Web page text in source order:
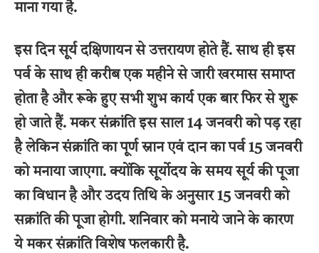
माना गया है.
इस दिन सूर्य दक्षिणायन से उत्तरायण होते हैं. साथ ही इस
पर्व के साथ ही करीब एक महीने से जारी खरमास समाप्त
होता है और रूके हुए सभी शुभ कार्य एक बार फिर से शुरू
हो जाते हैं. मकर संक्रांति इस साल 14 जनवरी को पड़ रहा
है लेकिन संक्रांति का पूर्ण स्नान एवं दान का पर्व 15 जनवरी
को मनाया जाएगा. क्योंकि सूर्योदय के समय सूर्य की पूजा
का विधान है और उदय तिथि के अनुसार 15 जनवरी को
सक्रांति की पूजा होगी. शनिवार को मनाये जाने के कारण
ये मकर संक्रांति विशेष फलकारी है.